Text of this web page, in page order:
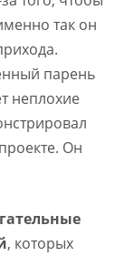
так он
парень
неплохие
Он
, которых